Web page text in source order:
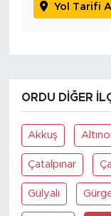
Yol Tarifi Al
ORDU DIĞER
Akkuş
Çatalpınar
Gülyalı